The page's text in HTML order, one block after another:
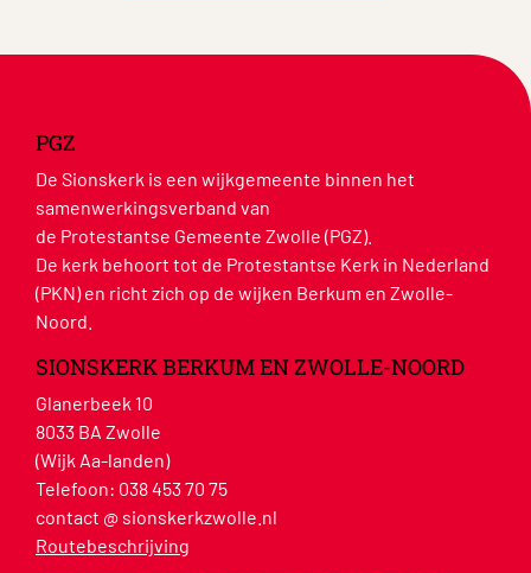
PGZ
De Sionskerk is een wijkgemeente binnen het
samenwerkingsverband van
de Protestantse Gemeente Zwolle (PGZ).
De kerk behoort tot de Protestantse Kerk in Nederland
(PKN) en richt zich op de wijken Berkum en Zwolle-
Noord.
SIONSKERK BERKUM EN ZWOLLE-NOORD
Glanerbeek 10
8033 BA Zwolle
(Wijk Aa-landen)
Telefoon: 038 453 70 75
contact @ sionskerkzwolle.nl
Routebeschrijving